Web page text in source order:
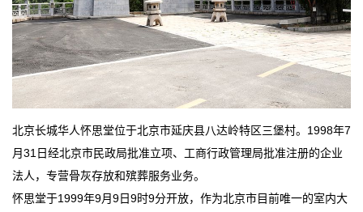
北京长城华人怀思堂位于北京市延庆县八达岭特区三堡村。1998年7
月31日经北京市民政局批准立项、工商行政管理局批准注册的企业
法人，专营骨灰存放和殡葬服务业务。
怀思堂于1999年9月9日9时9分开放，作为北京市目前唯一的室内大